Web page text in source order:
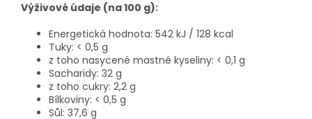
Výživové údaje (na 100 g):
Energetická hodnota: 542 kJ / 128 kcal
Tuky: < 0,5 g
z toho nasycené mastné kyseliny: < 0,1 g
Sacharidy: 32 g
z toho cukry: 2,2 g
Bílkoviny: < 0,5 g
Sůl: 37,6 g